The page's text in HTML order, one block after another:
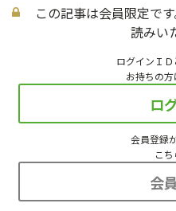
この記事は会員限定で
読みい
ログインＩ
お持ちの
ロ
会員登録
こ
会